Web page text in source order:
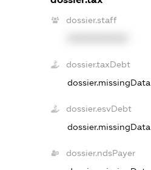
dossier.staff
dossier.taxDebt
dossier.missingData
dossier.esvDebt
dossier.missingData
dossier.ndsPayer